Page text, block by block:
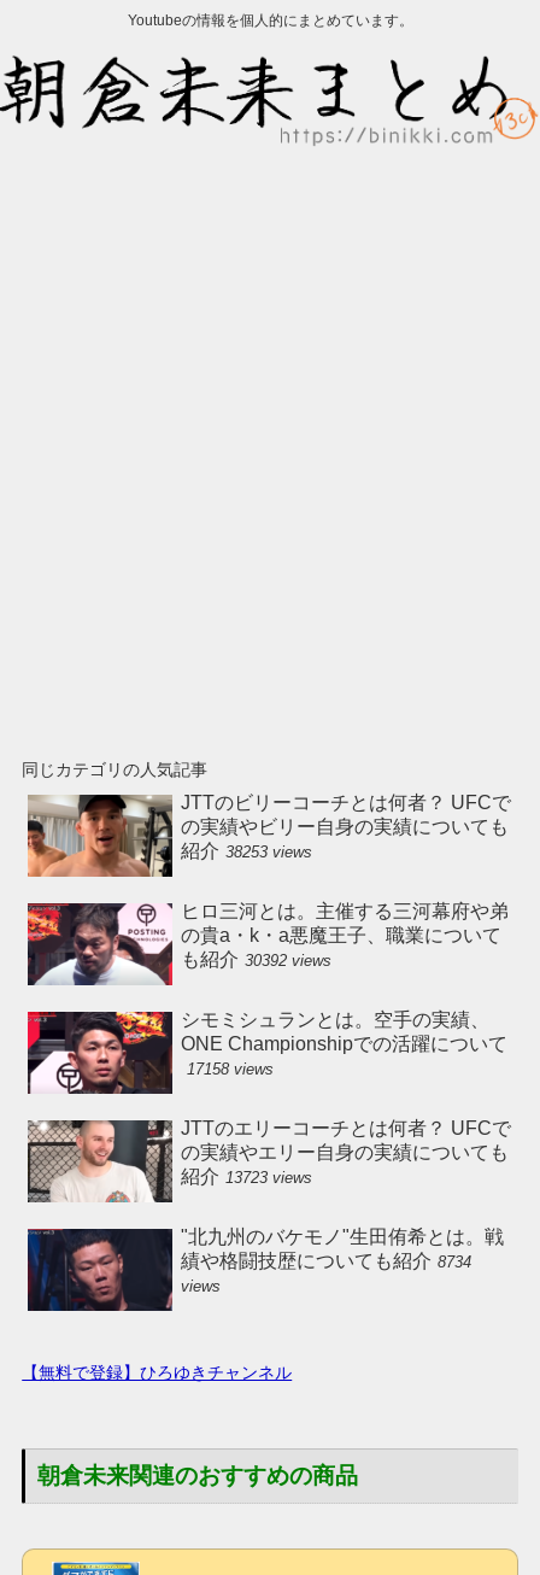
Youtubeの情報を個人的にまとめています。
同じカテゴリの人気記事
JTTのビリーコーチとは何者？ UFCで
の実績やビリー自身の実績についても
紹介 38253 views
ヒロ三河とは。主催する三河幕府や弟
の貴a・k・a悪魔王子、職業について
も紹介 30392 views
シモミシュランとは。空手の実績、
ONE Championshipでの活躍について
17158 views
JTTのエリーコーチとは何者？ UFCで
の実績やエリー自身の実績についても
紹介 13723 views
"北九州のバケモノ"生田侑希とは。戦
績や格闘技歴についても紹介 8734
views
【無料で登録】ひろゆきチャンネル
朝倉未来関連のおすすめの商品